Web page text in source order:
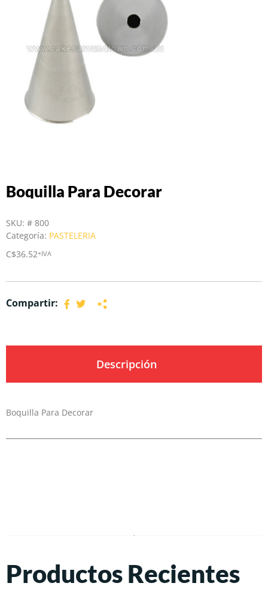
Boquilla Para Decorar
SKU: # 800
Categoría: PASTELERIA
C$36.52+IVA
Compartir:
Descripción
Boquilla Para Decorar
Productos Recientes